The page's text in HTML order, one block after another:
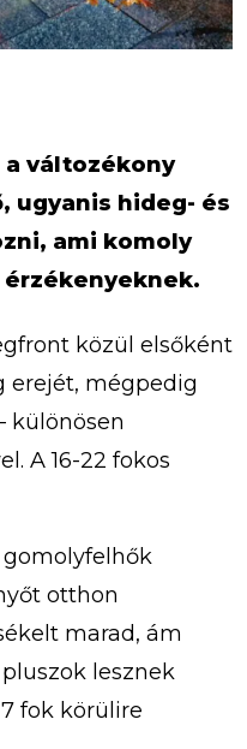
változékony
ugyanis hideg- és
ami komoly
közül elsőként
mégpedig
különösen
A 16-22 fokos
otthon
marad, ám
lesznek
fok körülire